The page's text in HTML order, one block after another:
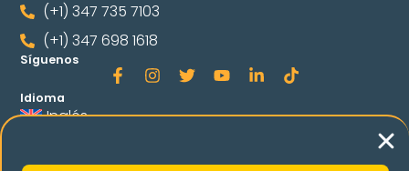
(+1) 347 735 7103
(+1) 347 698 1618
Síguenos
Idioma
Inglés